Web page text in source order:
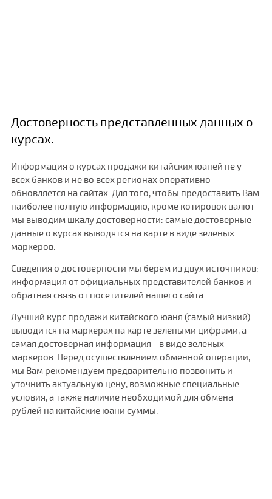
Достоверность представленных данных о
курсах.
Информация о курсах продажи китайских юаней не у
всех банков и не во всех регионах оперативно
обновляется на сайтах. Для того, чтобы предоставить Вам
наиболее полную информацию, кроме котировок валют
мы выводим шкалу достоверности: самые достоверные
данные о курсах выводятся на карте в виде зеленых
маркеров.
Сведения о достоверности мы берем из двух источников:
информация от официальных представителей банков и
обратная связь от посетителей нашего сайта.
Лучший курс продажи китайского юаня (самый низкий)
выводится на маркерах на карте зелеными цифрами, а
самая достоверная информация - в виде зеленых
маркеров. Перед осуществлением обменной операции,
мы Вам рекомендуем предварительно позвонить и
уточнить актуальную цену, возможные специальные
условия, а также наличие необходимой для обмена
рублей на китайские юани суммы.